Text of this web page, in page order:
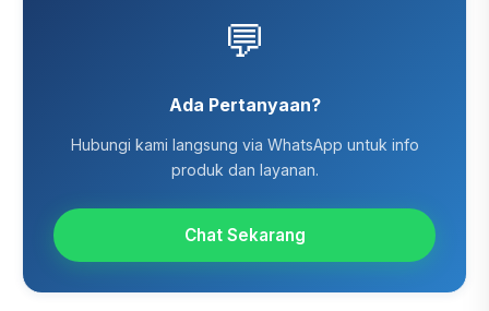
💬
Ada Pertanyaan?
Hubungi kami langsung via WhatsApp untuk info
produk dan layanan.
Chat Sekarang